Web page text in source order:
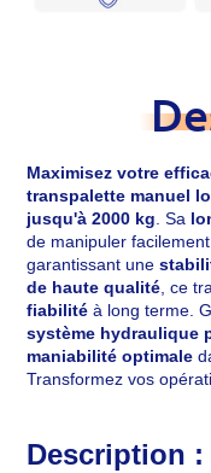
Maximisez votre
transpalette manuel
jusqu'à 2000 kg. Sa
de manipuler
garantissant une
de haute qualité, ce
fiabilité à long terme.
système hydraulique
maniabilité optimale
Transformez vos
Description :